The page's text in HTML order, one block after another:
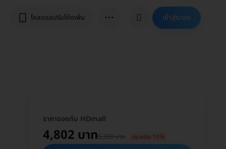
โหลดแอปรับโค้ดเพิ่ม ⋯ เข้าสู่ระบบ
ราคาจองกับ HDmall
4,802 บาท5,350 บาท ประหยัด 10%